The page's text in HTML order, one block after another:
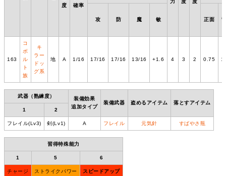
度
確率
力
度
度
攻 防 魔 敏 正面
163
コ
ボ
ル
ト
族
キ
ラー
ドッ
グ系
地 A 1/16 17/16 17/16 13/16 +1.6 4 3 2 0.75
武器（熟練度）
装備効果
追加タイプ
装備武器 盗めるアイテム
落とすアイテム
1
2
フレイル(Lv3) 剣(Lv1) A フレイル 元気針 すばやさ瓶
習得特殊能力
1 5 6
チャージ
ストライクパワー
スピードアップ